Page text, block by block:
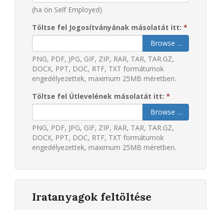
(ha ön Self Employed)
Töltse fel Jogosítványának másolatát itt: *
Browse …
PNG, PDF, JPG, GIF, ZIP, RAR, TAR, TAR.GZ,
DOCX, PPT, DOC, RTF, TXT formátumok
engedélyezettek, maximum 25MB méretben.
Töltse fel Útlevelének másolatát itt: *
Browse …
PNG, PDF, JPG, GIF, ZIP, RAR, TAR, TAR.GZ,
DOCX, PPT, DOC, RTF, TXT formátumok
engedélyezettek, maximum 25MB méretben.
Iratanyagok feltöltése